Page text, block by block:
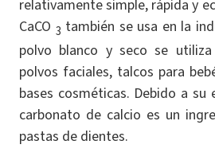
relativamente simple, rápida y
CaCO 3 también se usa en la
polvo blanco y seco se
polvos faciales, talcos para
bases cosméticas. Debido a su
carbonato de calcio es un
pastas de dientes.